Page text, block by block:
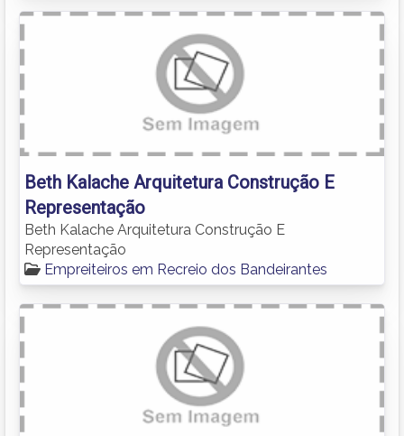
Beth Kalache Arquitetura Construção E
Representação
Beth Kalache Arquitetura Construção E
Representação
Empreiteiros em Recreio dos Bandeirantes